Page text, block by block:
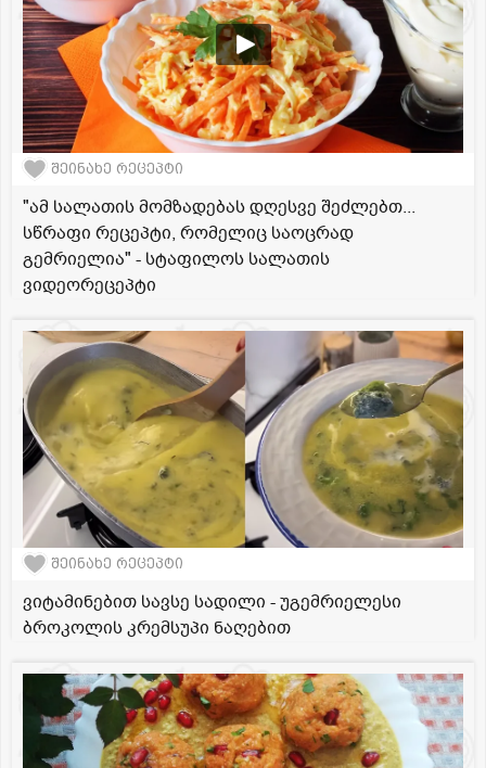
შეინახე რეცეპტი
"ამ სალათის მომზადებას დღესვე შეძლებთ...
სწრაფი რეცეპტი, რომელიც საოცრად
გემრიელია" - სტაფილოს სალათის
ვიდეორეცეპტი
შეინახე რეცეპტი
ვიტამინებით სავსე სადილი - უგემრიელესი
ბროკოლის კრემსუპი ნაღებით